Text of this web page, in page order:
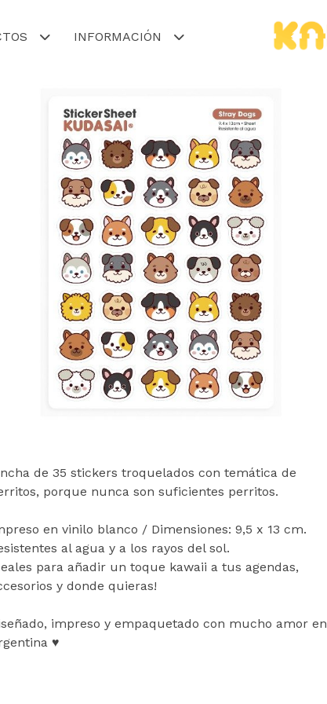
INFORMACIÓN
de 35 stickers troquelados con temática de
porque nunca son suficientes perritos.
en vinilo blanco / Dimensiones: 9,5 x 13 cm.
al agua y a los rayos del sol.
para añadir un toque kawaii a tus agendas,
y donde quieras!
impreso y empaquetado con mucho amor en
♥